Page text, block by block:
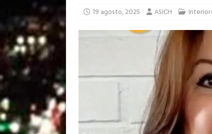
19 agosto, 2025 ASICH